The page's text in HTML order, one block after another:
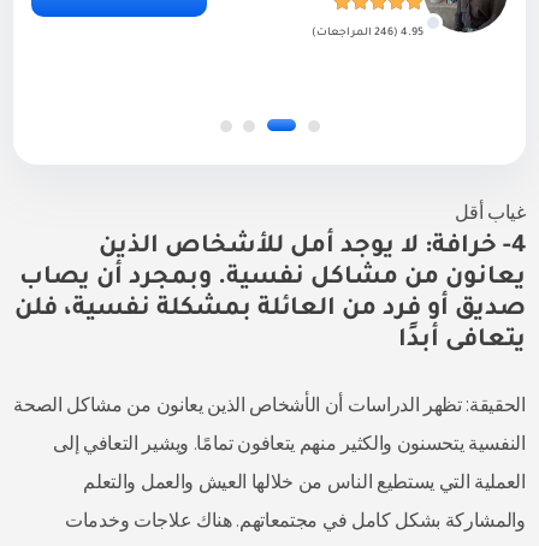
4.95 (246 المراجعات)
غياب أقل
4- خرافة: لا يوجد أمل للأشخاص الذين
يعانون من مشاكل نفسية. وبمجرد أن يصاب
صديق أو فرد من العائلة بمشكلة نفسية، فلن
يتعافى أبدًا
الحقيقة: تظهر الدراسات أن الأشخاص الذين يعانون من مشاكل الصحة
النفسية يتحسنون والكثير منهم يتعافون تمامًا. ويشير التعافي إلى
العملية التي يستطيع الناس من خلالها العيش والعمل والتعلم
والمشاركة بشكل كامل في مجتمعاتهم. هناك علاجات وخدمات